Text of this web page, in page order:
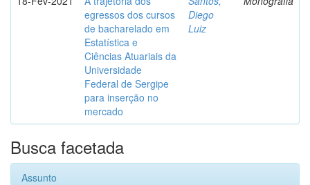
egressos dos cursos
de bacharelado em
Estatística e
Ciências Atuariais da
Universidade
Federal de Sergipe
para inserção no
mercado
Diego
Luiz
Busca facetada
Assunto